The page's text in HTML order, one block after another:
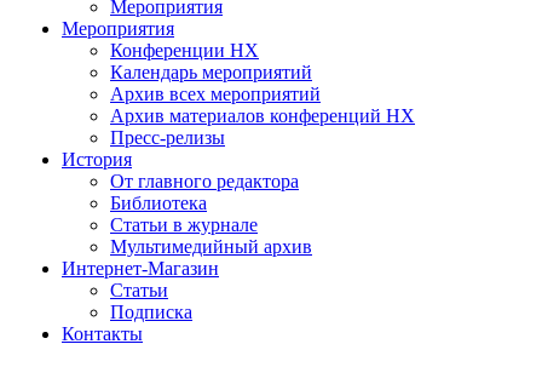
Мероприятия
Мероприятия
Конференции НХ
Календарь мероприятий
Архив всех мероприятий
Архив материалов конференций НХ
Пресс-релизы
История
От главного редактора
Библиотека
Статьи в журнале
Мультимедийный архив
Интернет-Магазин
Статьи
Подписка
Контакты